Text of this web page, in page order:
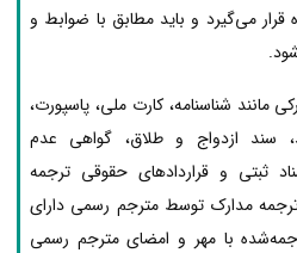
قرار می‌گیرد و باید مطابق با ضوابط و
مانند شناسنامه، کارت ملی، پاسپورت،
سند ازدواج و طلاق، گواهی عدم
ثبتی و قراردادهای حقوقی ترجمه
ترجمه مدارک توسط مترجم رسمی دارای
با مهر و امضای مترجم رسمی